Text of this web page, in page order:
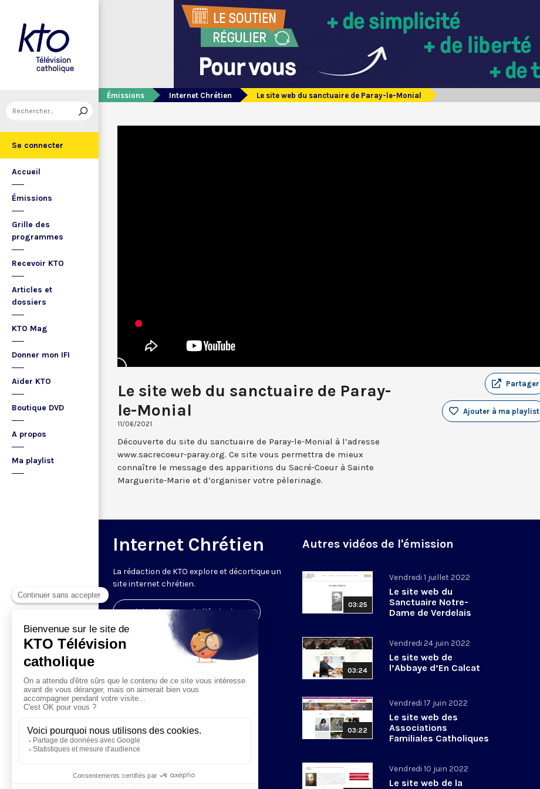
Se connecter
Accueil
Émissions
Grille des
programmes
Recevoir KTO
Articles et
dossiers
KTO Mag
Donner mon IFI
Aider KTO
Boutique DVD
A propos
Ma playlist
Émissions Internet Chrétien Le site web du sanctuaire de Paray-le-Monial
Le site web du sanctuaire de Paray-
le-Monial
11/06/2021
Partager
Ajouter à ma playlist
Découverte du site du sanctuaire de Paray-le-Monial à l’adresse
www.sacrecoeur-paray.org. Ce site vous permettra de mieux
connaître le message des apparitions du Sacré-Coeur à Sainte
Marguerite-Marie et d’organiser votre pèlerinage.
Internet Chrétien
La rédaction de KTO explore et décortique un
site internet chrétien.
Visiter la page de l'émission
Autres vidéos de l'émission
03:25
Vendredi 1 juillet 2022
Le site web du
Sanctuaire Notre-
Dame de Verdelais
03:24
Vendredi 24 juin 2022
Le site web de
l’Abbaye d’En Calcat
03:22
Vendredi 17 juin 2022
Le site web des
Associations
Familiales Catholiques
Vendredi 10 juin 2022
Le site web de la